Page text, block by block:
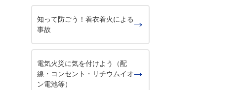
知って防ごう！着衣着火による
事故
電気火災に気を付けよう（配
線・コンセント・リチウムイオ
ン電池等）